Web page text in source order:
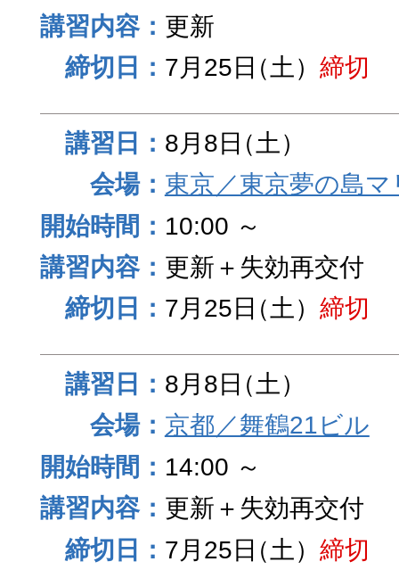
更新
7月25日（土） 締切
8月8日（土）
東京／東京夢の島マ
10:00 ～
更新＋失効再交付
7月25日（土） 締切
8月8日（土）
京都／舞鶴21ビル
14:00 ～
更新＋失効再交付
7月25日（土） 締切